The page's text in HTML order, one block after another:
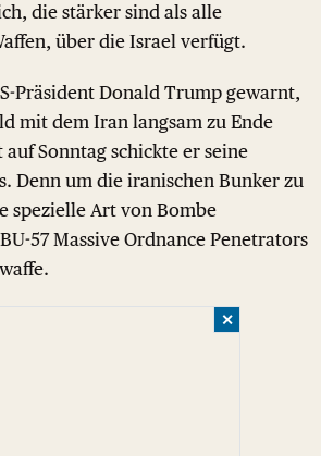
die stärker sind als alle
über die Israel verfügt.
Präsident Donald Trump gewarnt,
mit dem Iran langsam zu Ende
Sonntag schickte er seine
Denn um die iranischen Bunker zu
spezielle Art von Bombe
57 Massive Ordnance Penetrators
✕